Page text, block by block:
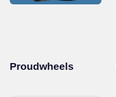
Proudwheels